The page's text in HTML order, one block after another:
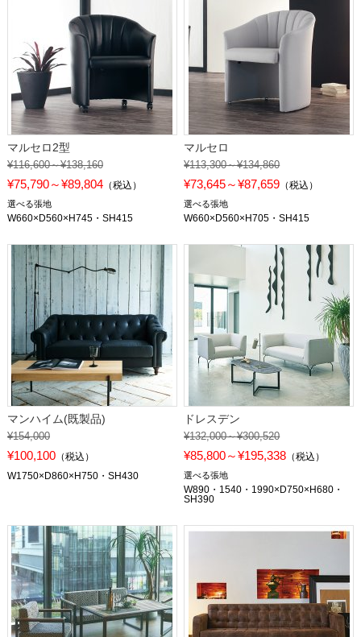
マルセロ2型
¥116,600～¥138,160
¥75,790～¥89,804（税込）
選べる張地
W660×D560×H745・SH415
マルセロ
¥113,300～¥134,860
¥73,645～¥87,659 （税込）
選べる張地
W660×D560×H705・SH415
マンハイム(既製品)
¥154,000
¥100,100（税込）
W1750×D860×H750・SH430
ドレスデン
¥132,000～¥300,520
¥85,800～¥195,338 （税込）
選べる張地
W890・1540・1990×D750×H680・
SH390